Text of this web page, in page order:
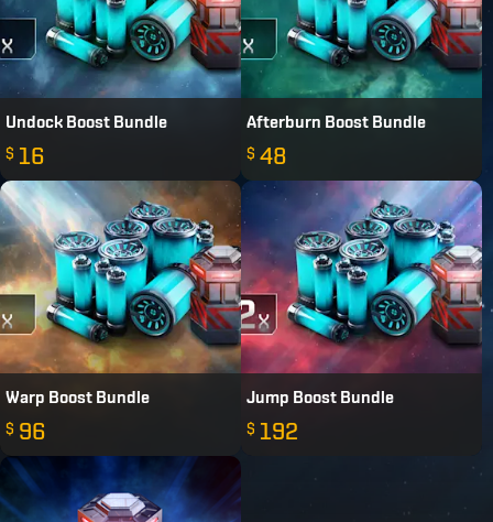
Undock Boost Bundle
$ 16
Afterburn Boost Bundle
$ 48
Warp Boost Bundle
$ 96
Jump Boost Bundle
$ 192